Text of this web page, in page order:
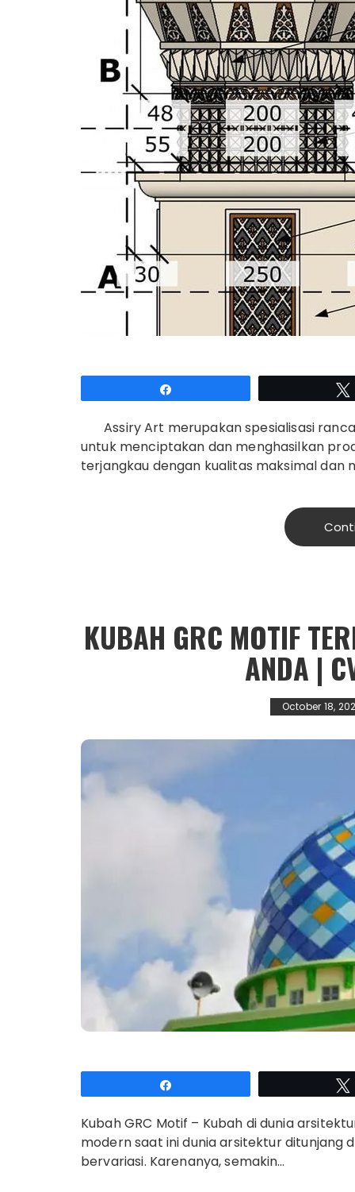
Assiry Art merupakan spesialisasi
untuk menciptakan dan menghasilkan
terjangkau dengan kualitas maksimal dan
KUBAH GRC MOTIF
ANDA |
October 18,
Kubah GRC Motif – Kubah di dunia
modern saat ini dunia arsitektur ditunjang
bervariasi. Karenanya, semakin…